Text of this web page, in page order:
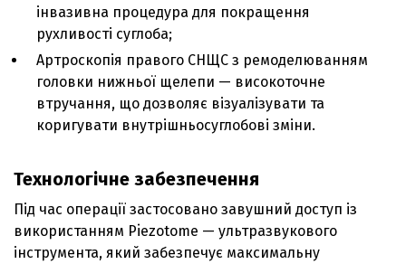
інвазивна процедура для покращення
рухливості суглоба;
Артроскопія правого СНЩС з ремоделюванням
головки нижньої щелепи — високоточне
втручання, що дозволяє візуалізувати та
коригувати внутрішньосуглобові зміни.
Технологічне забезпечення
Під час операції застосовано завушний доступ із
використанням Piezotome — ультразвукового
інструмента, який забезпечує максимальну